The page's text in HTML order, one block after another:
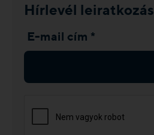
Hírlevél leiratkozás
E-mail cím *